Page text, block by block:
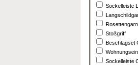
Sockelleiste
Stoßgriff
Beschlagset
Sockelleiste